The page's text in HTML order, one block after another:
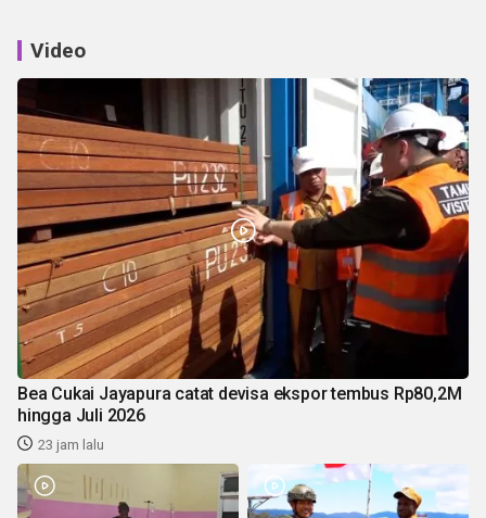
Video
Bea Cukai Jayapura catat devisa ekspor tembus Rp80,2M
hingga Juli 2026
23 jam lalu